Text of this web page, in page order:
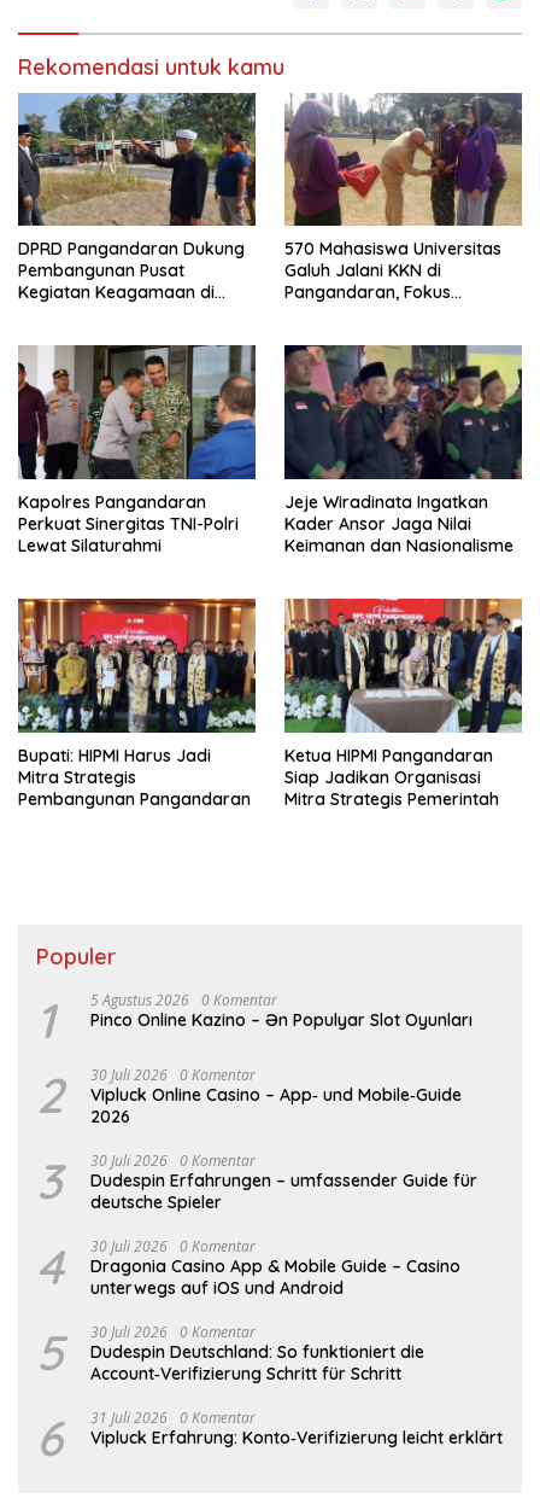
Rekomendasi untuk kamu
DPRD Pangandaran Dukung
Pembangunan Pusat
Kegiatan Keagamaan di
570 Mahasiswa Universitas
Galuh Jalani KKN di
Pangandaran, Fokus
Kapolres Pangandaran
Perkuat Sinergitas TNI-Polri
Lewat Silaturahmi
Jeje Wiradinata Ingatkan
Kader Ansor Jaga Nilai
Keimanan dan Nasionalisme
Bupati: HIPMI Harus Jadi
Mitra Strategis
Pembangunan Pangandaran
Ketua HIPMI Pangandaran
Siap Jadikan Organisasi
Mitra Strategis Pemerintah
Populer
1 5 Agustus 2026 0 Komentar
Pinco Online Kazino – Ən Populyar Slot Oyunları
2 30 Juli 2026 0 Komentar
Vipluck Online Casino – App‑ und Mobile‑Guide
2026
3 30 Juli 2026 0 Komentar
Dudespin Erfahrungen – umfassender Guide für
deutsche Spieler
4 30 Juli 2026 0 Komentar
Dragonia Casino App & Mobile Guide – Casino
unterwegs auf iOS und Android
5 30 Juli 2026 0 Komentar
Dudespin Deutschland: So funktioniert die
Account‑Verifizierung Schritt für Schritt
6 31 Juli 2026 0 Komentar
Vipluck Erfahrung: Konto‑Verifizierung leicht erklärt